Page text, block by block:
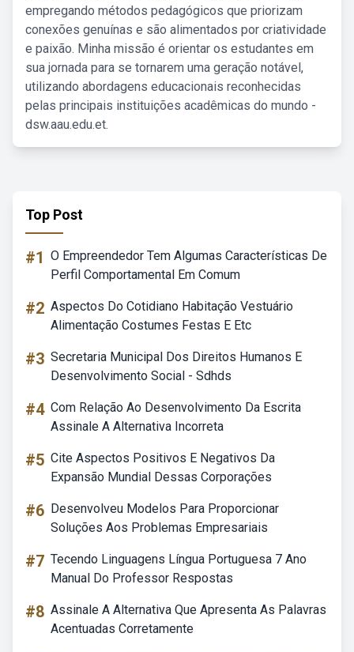
empregando métodos pedagógicos que priorizam
conexões genuínas e são alimentados por criatividade
e paixão. Minha missão é orientar os estudantes em
sua jornada para se tornarem uma geração notável,
utilizando abordagens educacionais reconhecidas
pelas principais instituições acadêmicas do mundo -
dsw.aau.edu.et.
Top Post
#1 O Empreendedor Tem Algumas Características De
Perfil Comportamental Em Comum
#2 Aspectos Do Cotidiano Habitação Vestuário
Alimentação Costumes Festas E Etc
#3 Secretaria Municipal Dos Direitos Humanos E
Desenvolvimento Social - Sdhds
#4 Com Relação Ao Desenvolvimento Da Escrita
Assinale A Alternativa Incorreta
#5 Cite Aspectos Positivos E Negativos Da
Expansão Mundial Dessas Corporações
#6 Desenvolveu Modelos Para Proporcionar
Soluções Aos Problemas Empresariais
#7 Tecendo Linguagens Língua Portuguesa 7 Ano
Manual Do Professor Respostas
#8 Assinale A Alternativa Que Apresenta As Palavras
Acentuadas Corretamente